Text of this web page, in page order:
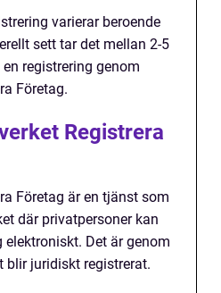
varierar beroende
sett tar det mellan 2-5
registrering genom
Företag.
Registrera
Företag är en tjänst som
där privatpersoner kan
Det är genom
blir juridiskt registrerat.